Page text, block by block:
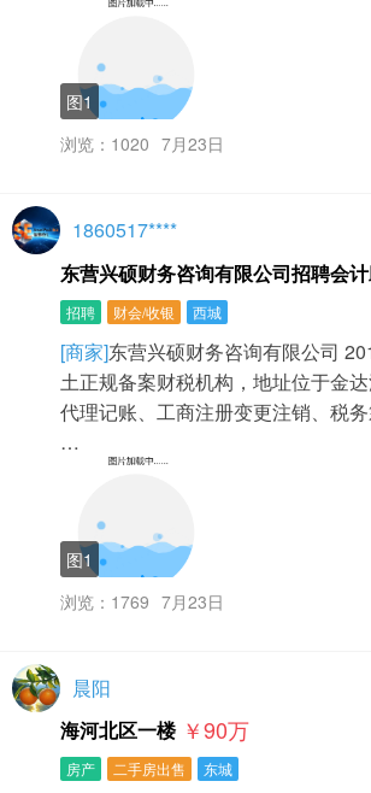
图1
浏览：1020 7月23日
1860517****
东营兴硕财务咨询有限公司招聘会
招聘 财会/收银 西城
[商家]东营兴硕财务咨询有限公司
土正规备案财税机构，地址位于金
代理记账、工商注册变更注销、税
…
图1
浏览：1769 7月23日
晨阳
海河北区一楼 ￥90万
房产 二手房出售 东城